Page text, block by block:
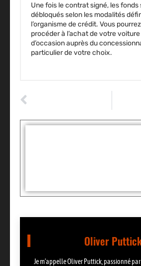
Une fois le contrat signé, lesfonds
débloquésselon les modalités
l’organisme de crédit. Vous
procéder à l’achat de votre
d’occasion auprès du
particulier de votre choix.
Oliver
Je m’appelle Oliver Puttick, passionné